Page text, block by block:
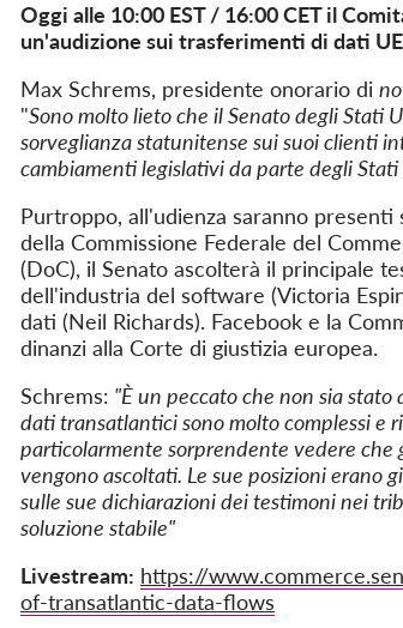
Oggi alle 10:00 EST / 16:00 CET il
un'audizione sui trasferimenti di dati
Max Schrems, presidente onorario di
"Sono molto lieto che il Senato degli Stati
sorveglianza statunitense sui suoi clienti
cambiamenti legislativi da parte degli
Purtroppo, all'udienza saranno
della Commissione Federale del
(DoC), il Senato ascolterà il principale
dell'industria del software (Victoria
dati (Neil Richards). Facebook e la
dinanzi alla Corte di giustizia europea.
Schrems: "È un peccato che non sia
dati transatlantici sono molto complessi e
particolarmente sorprendente vedere che
vengono ascoltati. Le sue posizioni erano
sulle sue dichiarazioni dei testimoni nei
soluzione stabile"
Livestream: https://
of-transatlantic-data-flows